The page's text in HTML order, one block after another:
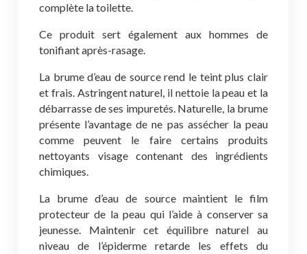
complète la toilette.
Ce produit sert également aux hommes de
tonifiant après-rasage.
La brume d’eau de source rend le teint plus clair
et frais. Astringent naturel, il nettoie la peau et la
débarrasse de ses impuretés. Naturelle, la brume
présente l’avantage de ne pas assécher la peau
comme peuvent le faire certains produits
nettoyants visage contenant des ingrédients
chimiques.
La brume d’eau de source maintient le film
protecteur de la peau qui l’aide à conserver sa
jeunesse. Maintenir cet équilibre naturel au
niveau de l’épiderme retarde les effets du